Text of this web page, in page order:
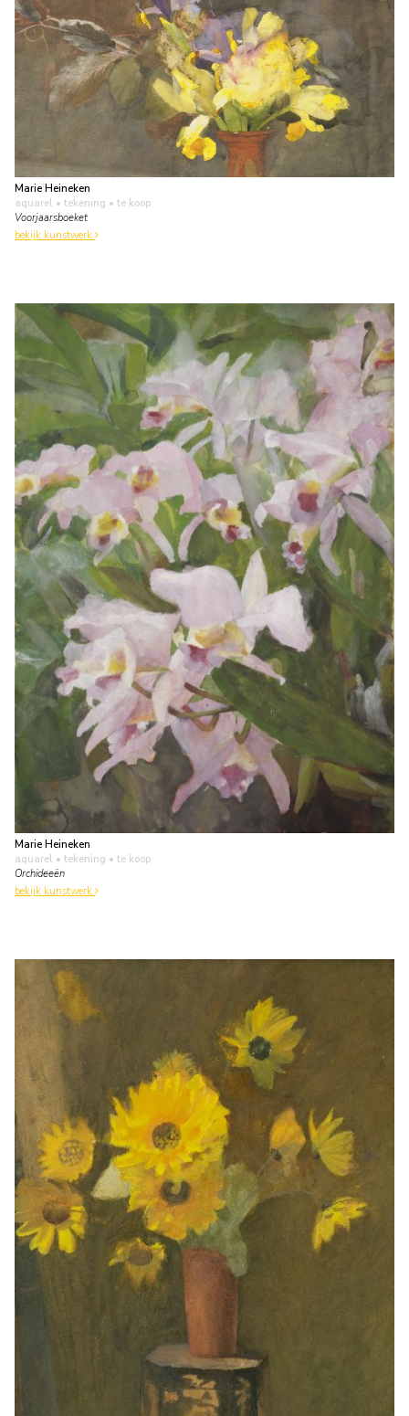
Marie Heineken
aquarel • tekening • te koop
Voorjaarsboeket
bekijk kunstwerk
Marie Heineken
aquarel • tekening • te koop
Orchideeën
bekijk kunstwerk